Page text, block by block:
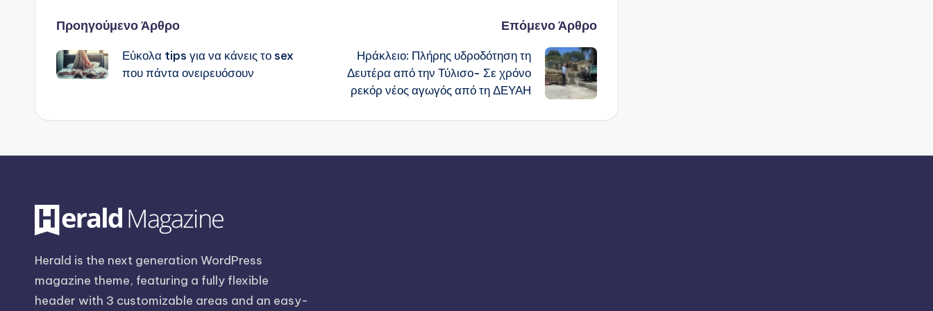
Πλοήγηση
δημοσιεύσεων
Προηγούμενο Άρθρο
Εύκολα tips για να κάνεις το sex
που πάντα ονειρευόσουν
Επόμενο Άρθρο
Ηράκλειο: Πλήρης υδροδότηση τη
Δευτέρα από την Τύλισο- Σε χρόνο
ρεκόρ νέος αγωγός από τη ΔΕΥΑΗ
Herald is the next generation WordPress
magazine theme, featuring a fully flexible
header with 3 customizable areas and an easy-